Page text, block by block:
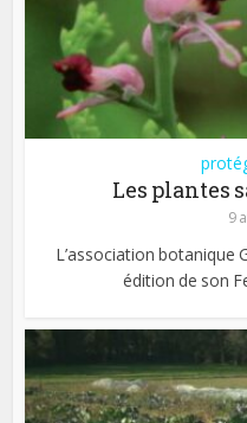
Les plantes
9
L’association botanique
édition de son